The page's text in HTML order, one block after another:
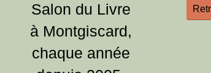
Salon du Livre
à Montgiscard,
chaque année